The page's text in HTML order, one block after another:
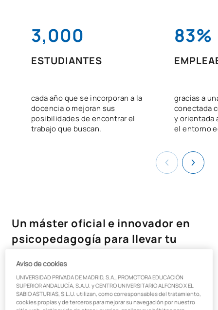
3,000
ESTUDIANTES
cada año que se incorporan a la
docencia o mejoran sus
posibilidades de encontrar el
trabajo que buscan.
83%
gracias a
conectada
y orientada
el entorno
Un máster oficial e innovador en
psicopedagogía para llevar tu
Con elMáster Universitario en Psicopedagogía a
distanciaprofundizarás en la labor docente fomentando el
aprendizaje personalizado de cada estudiante, abordando sus
dificultades desde diferentes perspectivas como la psicología
Aviso de cookies
UNIVERSIDAD PRIVADA DE MADRID, S.A., PROMOTORA EDUCACIÓN
SUPERIOR ANDALUCÍA, S.A.U. y CENTRO UNIVERSITARIO ALFONSO X EL
SABIO ASTURIAS, S.L.U. utilizan, como corresponsables del tratamiento,
cookies propias y de terceros para mejorar su navegación por nuestro